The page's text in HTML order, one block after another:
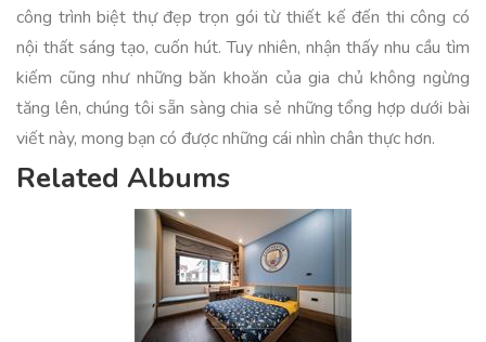
công trình biệt thự đẹp trọn gói từ thiết kế đến thi công có
nội thất sáng tạo, cuốn hút. Tuy nhiên, nhận thấy nhu cầu tìm
kiếm cũng như những băn khoăn của gia chủ không ngừng
tăng lên, chúng tôi sẵn sàng chia sẻ những tổng hợp dưới bài
viết này, mong bạn có được những cái nhìn chân thực hơn.
Related Albums